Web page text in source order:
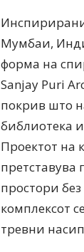
Мумбаи,
форма на
Sanjay Puri
покрив што
библиотека и
Проектот на
претставува
простори
комплексот
тревни